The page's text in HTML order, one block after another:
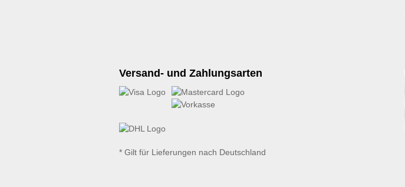
Versand- und Zahlungsarten
* Gilt für Lieferungen nach Deutschland